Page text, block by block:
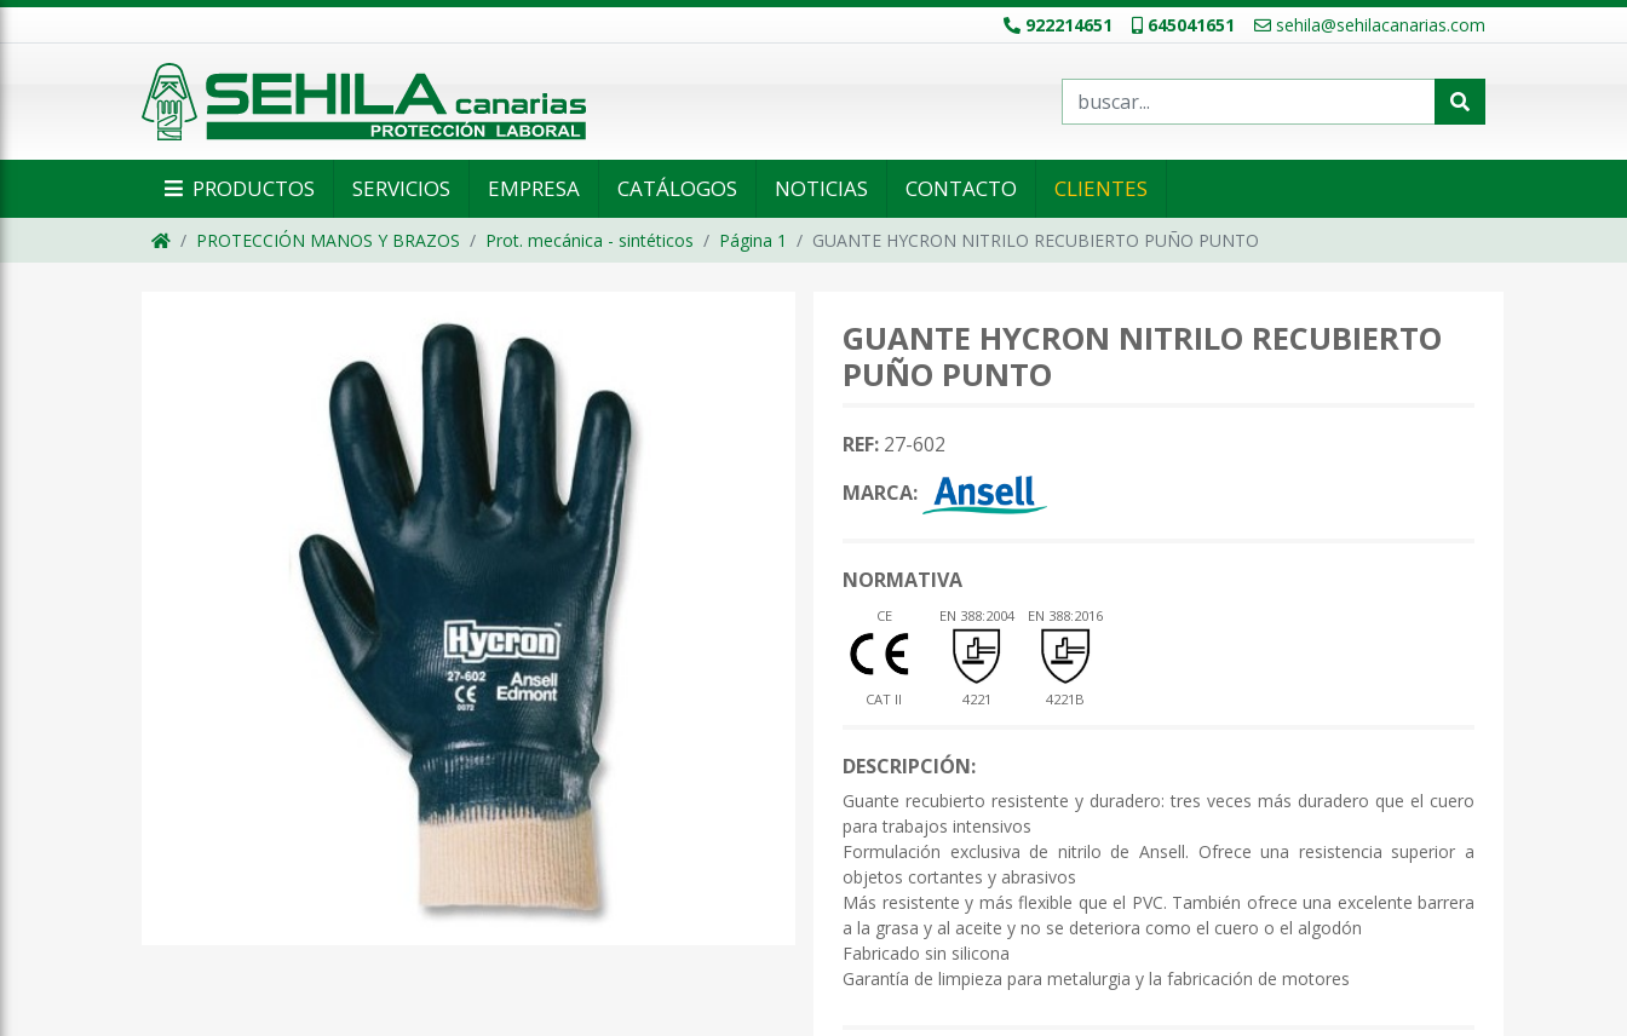
922214651 645041651 sehila@sehilacanarias.com
PRODUCTOS SERVICIOS EMPRESA CATÁLOGOS NOTICIAS CONTACTO CLIENTES
PROTECCIÓN MANOS Y BRAZOS Prot. mecánica - sintéticos Página 1 GUANTE HYCRON NITRILO RECUBIERTO PUÑO PUNTO
GUANTE HYCRON NITRILO RECUBIERTO
PUÑO PUNTO
REF: 27-602
MARCA:
NORMATIVA
CE
CAT II
EN 388:2004
4221
EN 388:2016
4221B
DESCRIPCIÓN:
Guante recubierto resistente y duradero: tres veces más duradero que el cuero
para trabajos intensivos
Formulación exclusiva de nitrilo de Ansell. Ofrece una resistencia superior a
objetos cortantes y abrasivos
Más resistente y más flexible que el PVC. También ofrece una excelente barrera
a la grasa y al aceite y no se deteriora como el cuero o el algodón
Fabricado sin silicona
Garantía de limpieza para metalurgia y la fabricación de motores